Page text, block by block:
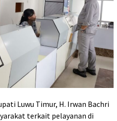
Luwu Timur, H. Irwan Bachri
terkait pelayanan di